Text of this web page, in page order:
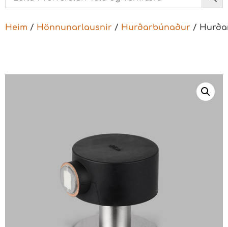
Heim / Hönnunarlausnir / Hurðarbúnaður /